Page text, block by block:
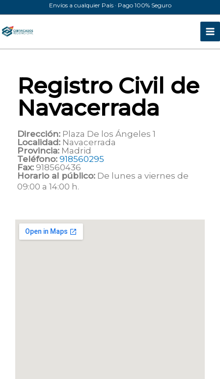
al
contenido
Envíos a cualquier País · Pago 100% Seguro
Registro Civil de
Navacerrada
Dirección: Plaza De los Ángeles 1
Localidad: Navacerrada
Provincia: Madrid
Teléfono: 918560295
Fax: 918560436
Horario al público: De lunes a viernes de
09:00 a 14:00 h.